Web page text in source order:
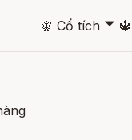
🧚 Cổ tích 🞃 🔱